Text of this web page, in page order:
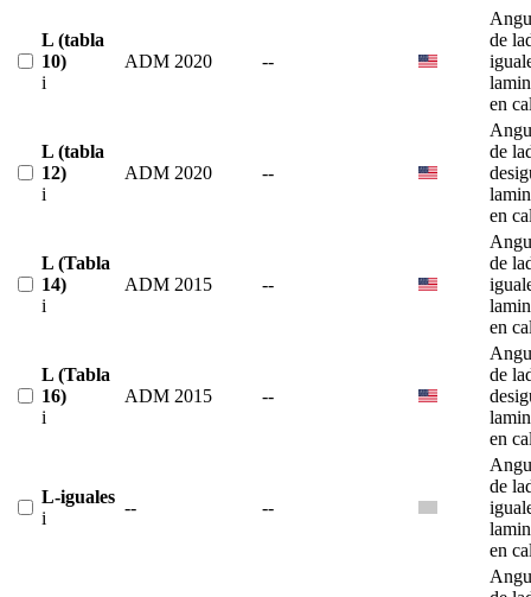
L (tabla
10)
i
ADM 2020 --
de
en
L (tabla
12)
i
ADM 2020 --
de
en
L (Tabla
14)
i
ADM 2015 --
de
en
L (Tabla
16)
i
ADM 2015 --
de
en
L-iguales
i
-- --
de
en